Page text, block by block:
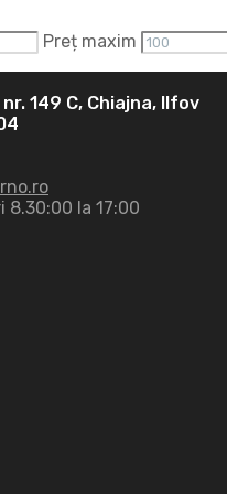
Preț maxim
149 C, Chiajna, Ilfov
8.30:00 la 17:00